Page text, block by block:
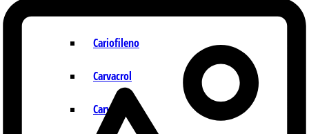
Cariofileno
Carvacrol
Carvona